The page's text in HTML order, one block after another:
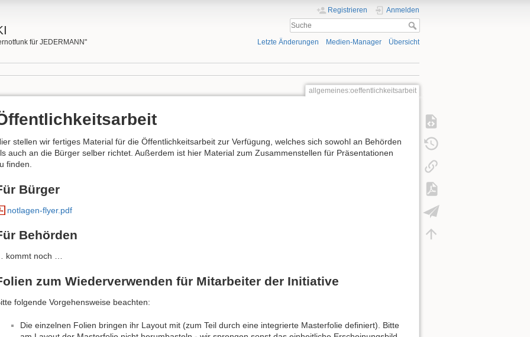
für JEDERMANN"
Registrieren Anmelden
Letzte Änderungen Medien-Manager Übersicht
allgemeines:oeffentlichkeitsarbeit
stellen wir fertiges Material für die Öffentlichkeitsarbeit zur Verfügung, welches sich sowohl an Behörden
auch an die Bürger selber richtet. Außerdem ist hier Material zum Zusammenstellen für Präsentationen
finden.
Bürger
notlagen-flyer.pdf
Behörden
kommt noch …
zum Wiederverwenden für Mitarbeiter der Initiative
folgende Vorgehensweise beachten:
Die einzelnen Folien bringen ihr Layout mit (zum Teil durch eine integrierte Masterfolie definiert). Bitte